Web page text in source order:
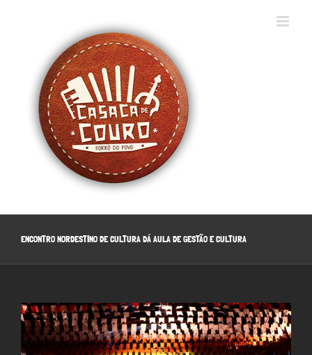
ENCONTRO NORDESTINO DE CULTURA DÁ AULA DE GESTÃO E CULTURA
View
Larger
Image